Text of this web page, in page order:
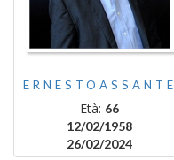
ERNESTOASSANTE
Età: 66
12/02/1958
26/02/2024